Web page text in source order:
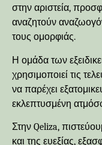
στην αριστεία,
αναζητούν
τους ομορφιάς.
Η ομάδα των
χρησιμοποιεί τις
να παρέχει
εκλεπτυσμένη
Στην Qeliza,
και της ευεξίας,